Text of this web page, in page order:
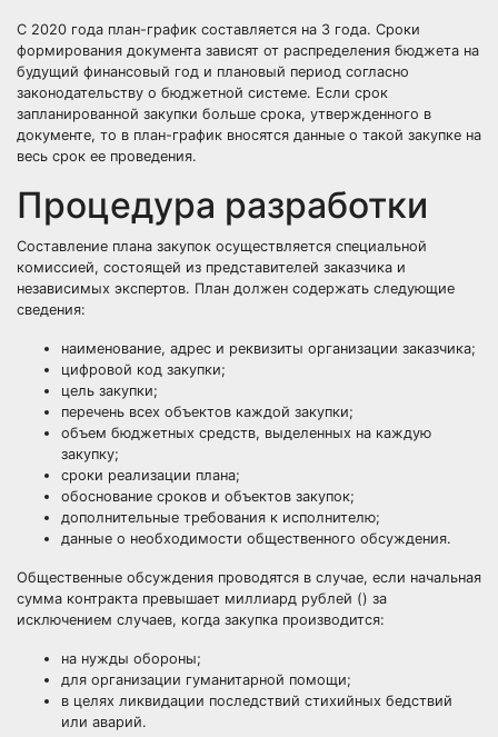
С 2020 года план-график составляется на 3 года. Сроки
формирования документа зависят от распределения бюджета на
будущий финансовый год и плановый период согласно
законодательству о бюджетной системе. Если срок
запланированной закупки больше срока, утвержденного в
документе, то в план-график вносятся данные о такой закупке на
весь срок ее проведения.
Процедура разработки
Составление плана закупок осуществляется специальной
комиссией, состоящей из представителей заказчика и
независимых экспертов. План должен содержать следующие
сведения:
наименование, адрес и реквизиты организации заказчика;
цифровой код закупки;
цель закупки;
перечень всех объектов каждой закупки;
объем бюджетных средств, выделенных на каждую
закупку;
сроки реализации плана;
обоснование сроков и объектов закупок;
дополнительные требования к исполнителю;
данные о необходимости общественного обсуждения.
Общественные обсуждения проводятся в случае, если начальная
сумма контракта превышает миллиард рублей () за
исключением случаев, когда закупка производится:
на нужды обороны;
для организации гуманитарной помощи;
в целях ликвидации последствий стихийных бедствий
или аварий.